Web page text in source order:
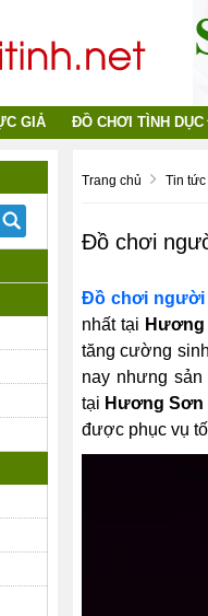
GIẢ ĐỒ CHƠI TÌNH DỤC
Trang chủ Tin
Đồ chơi
Đồ chơi người
nhất tại
tăng cường
nay nhưng
tại Hương Sơn
được phục vụ